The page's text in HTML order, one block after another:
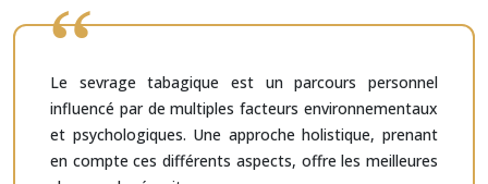
Le sevrage tabagique est un parcours personnel
influencé par de multiples facteurs environnementaux
et psychologiques. Une approche holistique, prenant
en compte ces différents aspects, offre les meilleures